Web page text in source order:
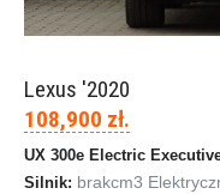
Lexus '2020
108,900 zł.
UX 300e Electric
Silnik: brakcm3